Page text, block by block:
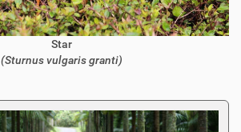
Star
(Sturnus vulgaris granti)